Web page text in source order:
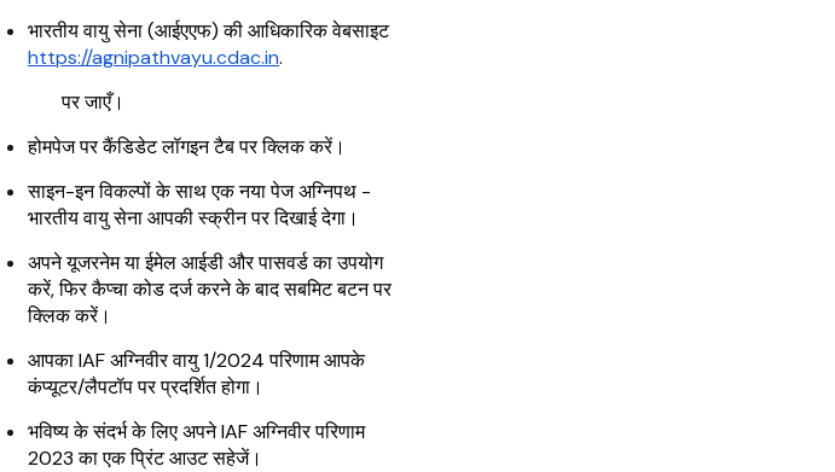
भारतीय वायु सेना (आईएएफ) की आधिकारिक वेबसाइट
https://agnipathvayu.cdac.in.
पर जाएँ।
होमपेज पर कैंडिडेट लॉगइन टैब पर क्लिक करें।
साइन-इन विकल्पों के साथ एक नया पेज अग्निपथ -
भारतीय वायु सेना आपकी स्क्रीन पर दिखाई देगा।
अपने यूजरनेम या ईमेल आईडी और पासवर्ड का उपयोग
करें, फिर कैप्चा कोड दर्ज करने के बाद सबमिट बटन पर
क्लिक करें।
आपका IAF अग्निवीर वायु 1/2024 परिणाम आपके
कंप्यूटर/लैपटॉप पर प्रदर्शित होगा।
भविष्य के संदर्भ के लिए अपने IAF अग्निवीर परिणाम
2023 का एक प्रिंट आउट सहेजें।